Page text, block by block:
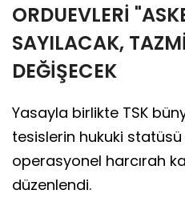
ORDUEVLERİ
SAYILACAK,
DEĞİŞECEK
Yasayla birlikte TSK
tesislerin hukuki statüsü
operasyonel harcırah
düzenlendi.